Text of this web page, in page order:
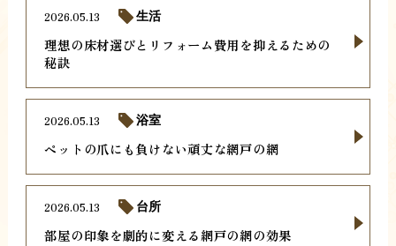
理想の床材選びとリフォーム費用を抑えるための
秘訣
2026.05.13 生活
ペットの爪にも負けない頑丈な網戸の網
2026.05.13 浴室
部屋の印象を劇的に変える網戸の網の効果
2026.05.13 台所